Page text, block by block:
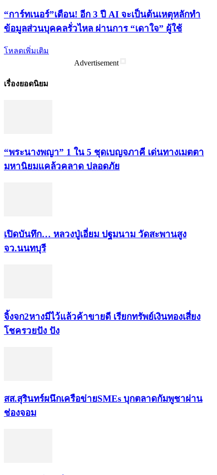
“การ์ทเนอร์”เตือน! อีก 3 ปี AI จะเป็นต้นเหตุหลักทำ
ข้อมูลส่วนบุคคลรั่วไหล ผ่านการ “เดาใจ” ผู้ใช้
โหลดเพิ่มเติม
Advertisement
เรื่องยอดนิยม
“พระ​นาง​พญา” 1 ใน 5​ ชุดเบญจ​ภาคี​ เด่นทางเมตตา​
มหา​นิยม​แคล้วคลาด​ ปลอดภัย​
เปิดบันทึก… หลวงปู่เอี่ยม ​ปฐม​นาม​ วัดสะพานสูง​
จว.นนทบุรี
จิ้งจก​2​หาง​มีไว้แล้ว​ค้าขาย​ดี​ เรียก​ทรัพย์เงินทอง​เสี่ยง
โชค​รวยปัง​ ปัง​
สส.สุรินทร์ผนึกเครือข่ายSMEs บุกตลาดกัมพูชาผ่าน
ช่องจอม